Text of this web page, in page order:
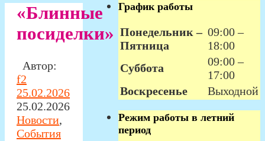
«Блинные
посиделки»
Автор:
f2
25.02.2026
25.02.2026
Новости,
События
График работы
Понедельник –
Пятница
09:00 –
18:00
Суббота
09:00 –
17:00
Воскресенье
Выходной
Режим работы в летний
период